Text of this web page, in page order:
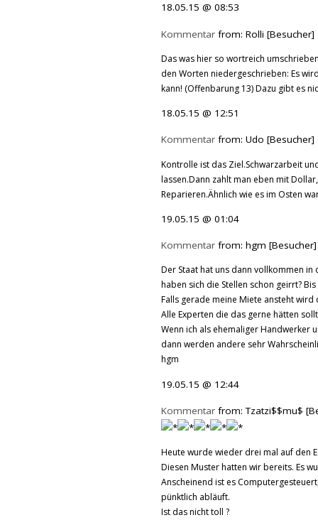
18.05.15 @ 08:53
Kommentar from: Rolli [Besucher]
Das was hier so wortreich
den Worten niedergeschrieben: Es
kann! (Offenbarung 13) Dazu gibt es
18.05.15 @ 12:51
Kommentar from: Udo [Besucher]
Kontrolle ist das Ziel.Schwarzarbeit
lassen.Dann zahlt man eben mit
Reparieren.Ähnlich wie es im Osten
19.05.15 @ 01:04
Kommentar from: hgm [Besucher]
Der Staat hat uns dann vollkommen
haben sich die Stellen schon geirrt?
Falls gerade meine Miete ansteht
Alle Experten die das gerne hätten
Wenn ich als ehemaliger Handwerker
dann werden andere sehr
hgm
19.05.15 @ 12:44
Kommentar from: Tzatzi$$mu$
Heute wurde wieder drei mal auf den
Diesen Muster hatten wir bereits. Es
Anscheinend ist es
pünktlich abläuft.
Ist das nicht toll ?